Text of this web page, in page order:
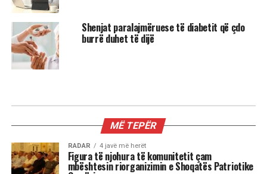
Shenjat paralajmëruese të diabetit që çdo
burrë duhet të dijë
Kur dita barazohet me natën, Meri